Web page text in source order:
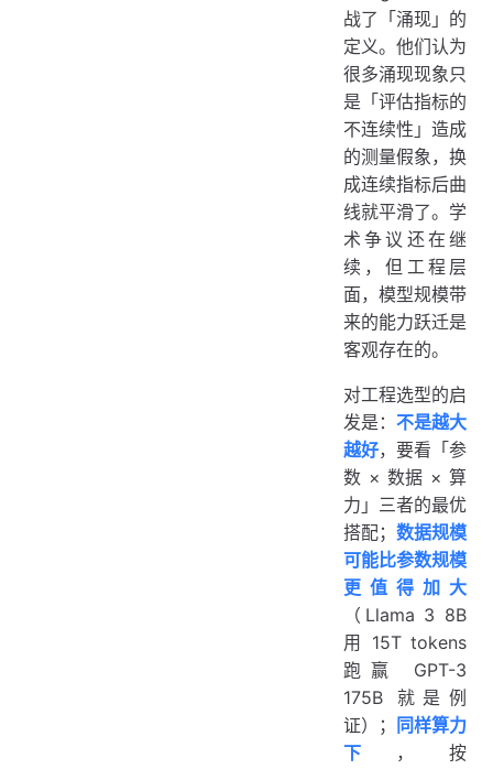
战了「涌现」的
定义。他们认为
很多涌现现象只
是「评估指标的
不连续性」造成
的测量假象，换
成连续指标后曲
线就平滑了。学
术争议还在继
续，但工程层
面，模型规模带
来的能力跃迁是
客观存在的。
对工程选型的启
发是： 不是越大
越好，要看「参
数 × 数据 × 算
力」三者的最优
搭配； 数据规模
可能比参数规模
更值得加大
（Llama 3 8B
用 15T tokens
跑赢 GPT-3
175B 就是例
证）； 同样算力
下 ，按